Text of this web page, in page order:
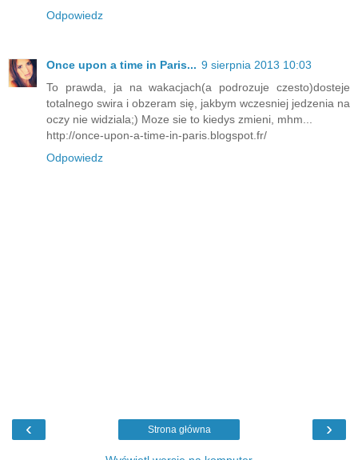
Odpowiedz
Once upon a time in Paris... 9 sierpnia 2013 10:03
To prawda, ja na wakacjach(a podrozuje czesto)dosteje
totalnego swira i obzeram się, jakbym wczesniej jedzenia na
oczy nie widziala;) Moze sie to kiedys zmieni, mhm...
http://once-upon-a-time-in-paris.blogspot.fr/
Odpowiedz
‹ ›
Strona główna